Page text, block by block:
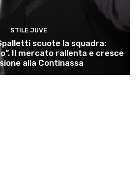
STILE JUVE
scuote la squadra:
Il mercato rallenta e cresce
alla Continassa